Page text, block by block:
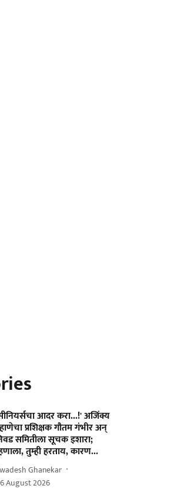
आदर करा...!' अजिंक्य
प्रशिक्षक गौतम गंभीर अन्
समितीला सूचक इशारा;
तुम्ही हरताय, कारण...
Ghanekar
August 2026